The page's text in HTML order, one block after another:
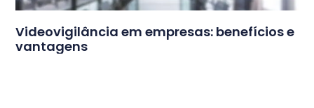
Videovigilância em empresas: benefícios e
vantagens